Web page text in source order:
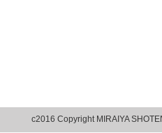
c2016 Copyright MIRAIYA